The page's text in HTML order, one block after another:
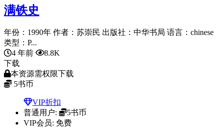
满铁史
年份：1990年 作者：苏崇民 出版社：中华书局 语言：chinese
类型：P...
4 年前
8.8K
下载
本资源需权限下载
5书币
VIP折扣
普通用户:
5书币
VIP会员: 免费